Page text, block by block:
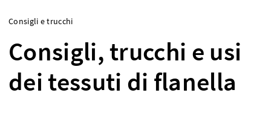
Consigli e trucchi
Consigli, trucchi e usi
dei tessuti di flanella